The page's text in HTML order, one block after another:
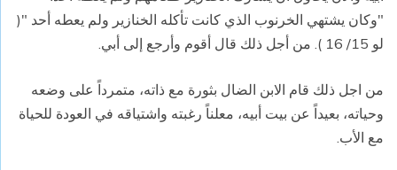
"وكان يشتهي الخرنوب الذي كانت تأكله الخنازير ولم يعطه أحد "(
لو 15/ 16 ). من أجل ذلك قال أقوم وأرجع إلى أبي.
من اجل ذلك قام الابن الضال بثورة مع ذاته، متمرداً على وضعه
وحياته، بعيداً عن بيت أبيه، معلناً رغبته واشتياقه في العودة للحياة
مع الأب.